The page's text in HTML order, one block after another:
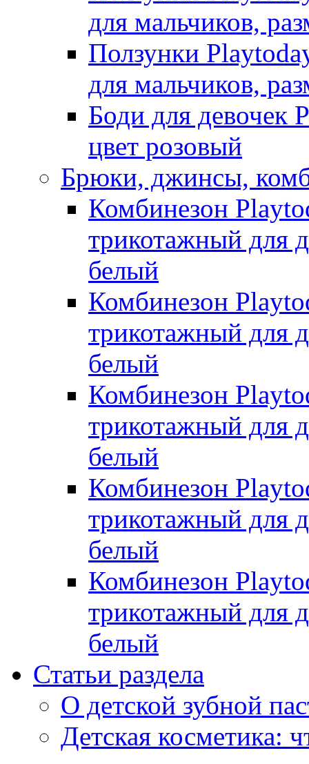
для мальчиков,
Ползунки
для мальчиков,
Боди для девочек
цвет розовый
Брюки, джинсы,
Комбинезон
трикотажный для
белый
Комбинезон
трикотажный для
белый
Комбинезон
трикотажный для
белый
Комбинезон
трикотажный для
белый
Комбинезон
трикотажный для
белый
Статьи раздела
О детской зубной
Детская косметика: